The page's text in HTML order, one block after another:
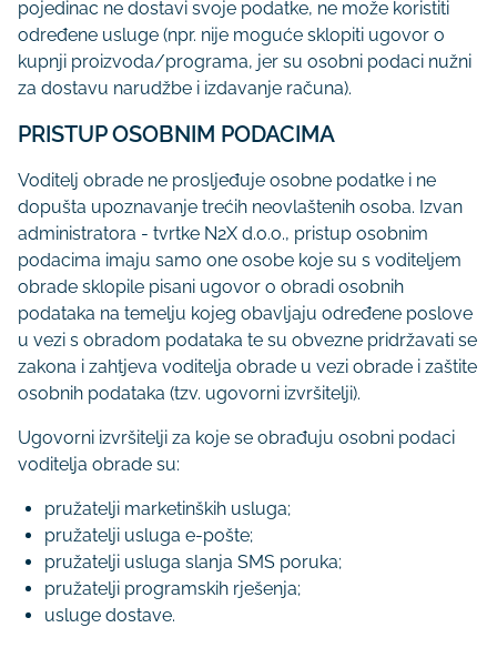
pojedinac ne dostavi svoje podatke, ne može koristiti
određene usluge (npr. nije moguće sklopiti ugovor o
kupnji proizvoda/programa, jer su osobni podaci nužni
za dostavu narudžbe i izdavanje računa).
PRISTUP OSOBNIM PODACIMA
Voditelj obrade ne prosljeđuje osobne podatke i ne
dopušta upoznavanje trećih neovlaštenih osoba. Izvan
administratora - tvrtke N2X d.o.o., pristup osobnim
podacima imaju samo one osobe koje su s voditeljem
obrade sklopile pisani ugovor o obradi osobnih
podataka na temelju kojeg obavljaju određene poslove
u vezi s obradom podataka te su obvezne pridržavati se
zakona i zahtjeva voditelja obrade u vezi obrade i zaštite
osobnih podataka (tzv. ugovorni izvršitelji).
Ugovorni izvršitelji za koje se obrađuju osobni podaci
voditelja obrade su:
pružatelji marketinških usluga;
pružatelji usluga e-pošte;
pružatelji usluga slanja SMS poruka;
pružatelji programskih rješenja;
usluge dostave.